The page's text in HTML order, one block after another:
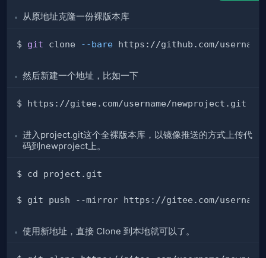
从原地址克隆一份裸版本库
$ git clone --bare
然后新建一个地址，比如一下
进入project.git这个全裸版本库，以镜像推送的方式上传代
码到newproject上。
使用新地址，直接 Clone 到本地就可以了。